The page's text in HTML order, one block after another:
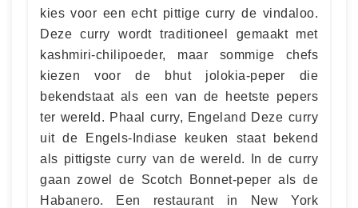
kies voor een echt pittige curry de vindaloo.
Deze curry wordt traditioneel gemaakt met
kashmiri-chilipoeder, maar sommige chefs
kiezen voor de bhut jolokia-peper die
bekendstaat als een van de heetste pepers
ter wereld. Phaal curry, Engeland Deze curry
uit de Engels-Indiase keuken staat bekend
als pittigste curry van de wereld. In de curry
gaan zowel de Scotch Bonnet-peper als de
Habanero. Een restaurant in New York